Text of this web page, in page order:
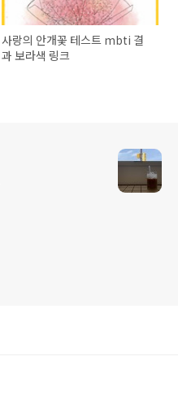
사랑의 안개꽃 테스트 mbti 결
과 보라색 링크